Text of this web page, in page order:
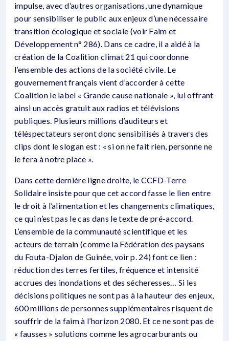
impulse, avec d’autres organisations, une dynamique
pour sensibiliser le public aux enjeux d’une nécessaire
transition écologique et sociale (voir Faim et
Développement n° 286). Dans ce cadre, il a aidé à la
création de la Coalition climat 21 qui coordonne
l’ensemble des actions de la société civile. Le
gouvernement français vient d’accorder à cette
Coalition le label « Grande cause nationale », lui offrant
ainsi un accès gratuit aux radios et télévisions
publiques. Plusieurs millions d’auditeurs et
téléspectateurs seront donc sensibilisés à travers des
clips dont le slogan est : « si on ne fait rien, personne ne
le fera à notre place ».
Dans cette dernière ligne droite, le CCFD-Terre
Solidaire insiste pour que cet accord fasse le lien entre
le droit à l’alimentation et les changements climatiques,
ce qui n’est pas le cas dans le texte de pré-accord.
L’ensemble de la communauté scientifique et les
acteurs de terrain (comme la Fédération des paysans
du Fouta-Djalon de Guinée, voir p. 24) font ce lien :
réduction des terres fertiles, fréquence et intensité
accrues des inondations et des sécheresses… Si les
décisions politiques ne sont pas à la hauteur des enjeux,
600 millions de personnes supplémentaires risquent de
souffrir de la faim à l’horizon 2080. Et ce ne sont pas de
« fausses » solutions comme les agrocarburants ou